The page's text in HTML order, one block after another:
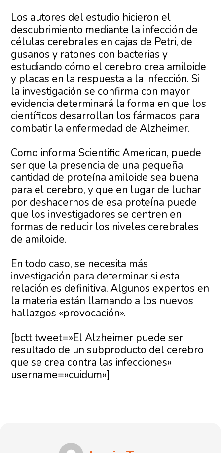
Los autores del estudio hicieron el
descubrimiento mediante la infección de
células cerebrales en cajas de Petri, de
gusanos y ratones con bacterias y
estudiando cómo el cerebro crea amiloide
y placas en la respuesta a la infección. Si
la investigación se confirma con mayor
evidencia determinará la forma en que los
científicos desarrollan los fármacos para
combatir la enfermedad de Alzheimer.
Como informa Scientific American, puede
ser que la presencia de una pequeña
cantidad de proteína amiloide sea buena
para el cerebro, y que en lugar de luchar
por deshacernos de esa proteína puede
que los investigadores se centren en
formas de reducir los niveles cerebrales
de amiloide.
En todo caso, se necesita más
investigación para determinar si esta
relación es definitiva. Algunos expertos en
la materia están llamando a los nuevos
hallazgos «provocación».
[bctt tweet=»El Alzheimer puede ser
resultado de un subproducto del cerebro
que se crea contra las infecciones»
username=»cuidum»]